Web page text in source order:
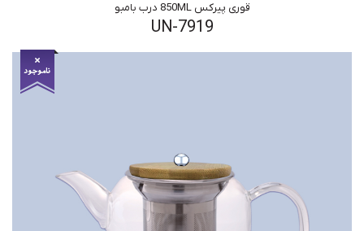
قوری پیرکس 850ML درب بامبو
UN-7919